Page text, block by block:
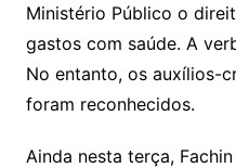
Ministério Público o
gastos com saúde. A
No entanto, os auxílios-
foram reconhecidos.
Ainda nesta terça,